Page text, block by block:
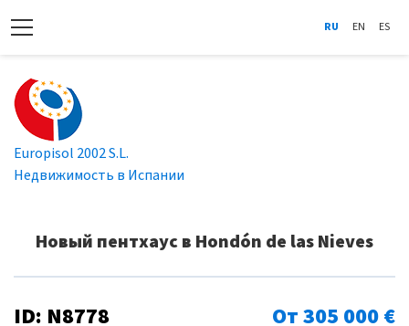
RU EN ES
Europisol 2002 S.L.
Недвижимость в Испании
Новый пентхаус в Hondón de las Nieves
ID: N8778 От 305 000 €